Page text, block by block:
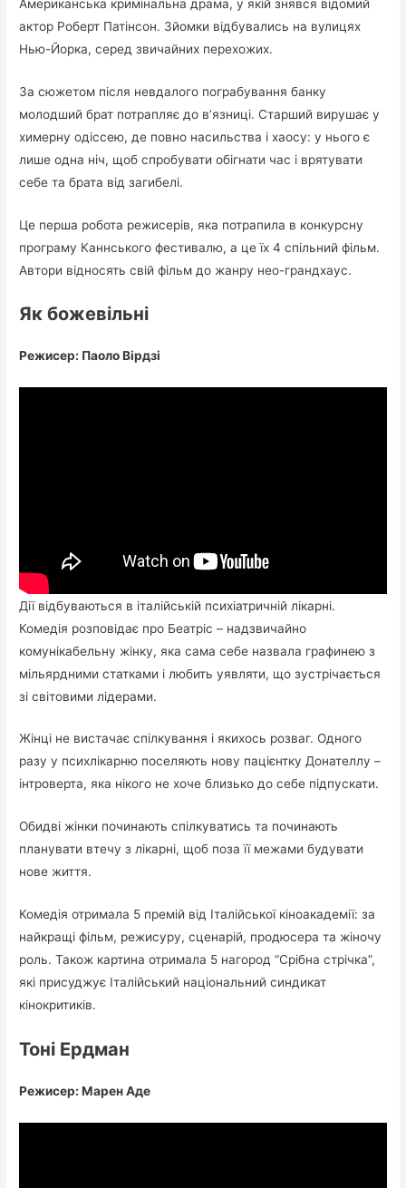
Американська кримінальна драма, у якій знявся відомий
актор Роберт Патінсон. Зйомки відбувались на вулицях
Нью-Йорка, серед звичайних перехожих.
За сюжетом після невдалого пограбування банку
молодший брат потрапляє до в’язниці. Старший вирушає у
химерну одіссею, де повно насильства і хаосу: у нього є
лише одна ніч, щоб спробувати обігнати час і врятувати
себе та брата від загибелі.
Це перша робота режисерів, яка потрапила в конкурсну
програму Каннського фестивалю, а це їх 4 спільний фільм.
Автори відносять свій фільм до жанру нео-грандхаус.
Як божевільні
Режисер: Паоло Вірдзі
Дії відбуваються в італійській психіатричній лікарні.
Комедія розповідає про Беатріс – надзвичайно
комунікабельну жінку, яка сама себе назвала графинею з
мільярдними статками і любить уявляти, що зустрічається
зі світовими лідерами.
Жінці не вистачає спілкування і якихось розваг. Одного
разу у психлікарню поселяють нову пацієнтку Донателлу –
інтроверта, яка нікого не хоче близько до себе підпускати.
Обидві жінки починають спілкуватись та починають
планувати втечу з лікарні, щоб поза її межами будувати
нове життя.
Комедія отримала 5 премій від Італійської кіноакадемії: за
найкращі фільм, режисуру, сценарій, продюсера та жіночу
роль. Також картина отримала 5 нагород “Срібна стрічка”,
які присуджує Італійський національний синдикат
кінокритиків.
Тоні Ердман
Режисер: Марен Аде